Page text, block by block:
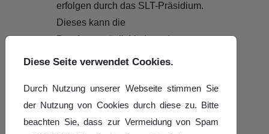
erfolgen durch das SLT-Präsidium.
Dieses kann die
Berufungsmöglichkeit an den
Kaderausschuss delegieren.
Voraussetzung regelmäßiger
Wettkampfteilnahme bis zur
nächsten Landesmeisterschaft der
Diese Seite verwendet Cookies.
Durch Nutzung unserer Webseite stimmen Sie
der Nutzung von Cookies durch diese zu. Bitte
beachten Sie, dass zur Vermeidung von Spam